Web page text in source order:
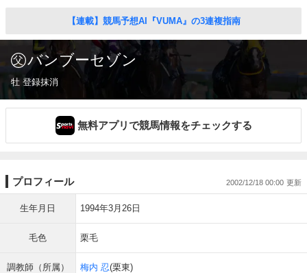
【連載】競馬予想AI『VUMA』の3連複指南
バンブーセゾン
牡 登録抹消
無料アプリで競馬情報をチェックする
プロフィール 2002/12/18 00:00
生年月日 1994年3月26日
毛色 栗毛
調教師（所属） 梅内 忍(栗東)